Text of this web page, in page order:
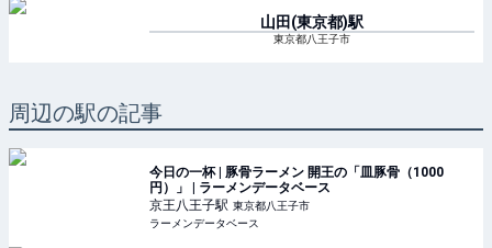
山田(東京都)駅
東京都八王子市
周辺の駅の記事
今日の一杯 | 豚骨ラーメン 開王の「皿豚骨（1000
円）」 | ラーメンデータベース
京王八王子駅 東京都八王子市
ラーメンデータベース